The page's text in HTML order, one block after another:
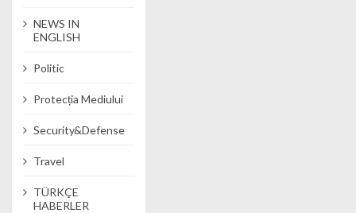
NEWS IN
ENGLISH
Politic
Protecția Mediului
Security&Defense
Travel
TÜRKÇE
HABERLER